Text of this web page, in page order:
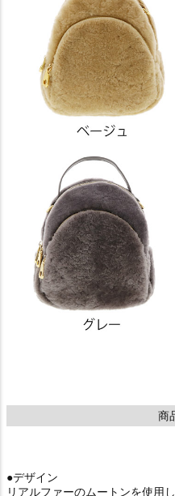
商
●デザイン
リアルファーのムートンを使用